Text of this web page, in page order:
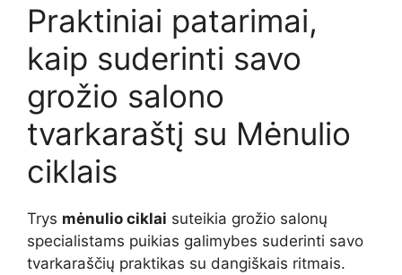
Praktiniai patarimai,
kaip suderinti savo
grožio salono
tvarkaraštį su Mėnulio
ciklais
Trys mėnulio ciklai suteikia grožio salonų
specialistams puikias galimybes suderinti savo
tvarkaraščių praktikas su dangiškais ritmais.